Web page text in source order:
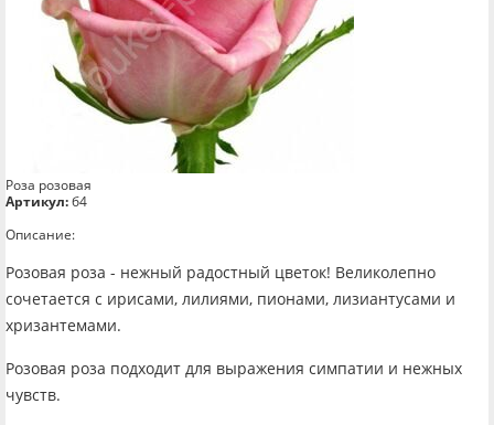
Роза розовая
Артикул:б4
Описание:
Розовая роза - нежный радостный цветок! Великолепно
сочетается с ирисами, лилиями, пионами, лизиантусами и
хризантемами.
Розовая роза подходит для выражения симпатии и нежных
чувств.